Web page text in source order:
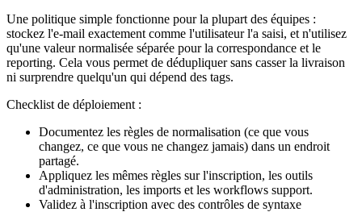
Une politique simple fonctionne pour la plupart des équipes :
stockez l'e-mail exactement comme l'utilisateur l'a saisi, et n'utilisez
qu'une valeur normalisée séparée pour la correspondance et le
reporting. Cela vous permet de dédupliquer sans casser la livraison
ni surprendre quelqu'un qui dépend des tags.
Checklist de déploiement :
Documentez les règles de normalisation (ce que vous
changez, ce que vous ne changez jamais) dans un endroit
partagé.
Appliquez les mêmes règles sur l'inscription, les outils
d'administration, les imports et les workflows support.
Validez à l'inscription avec des contrôles de syntaxe